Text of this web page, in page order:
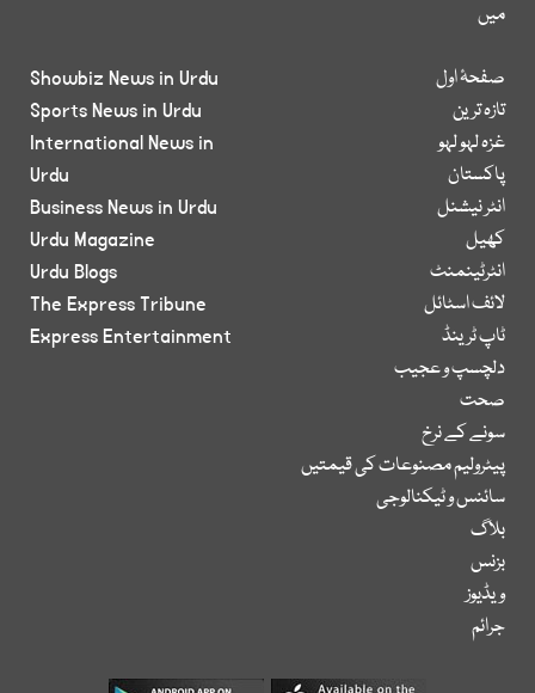
میں
صفحۂ اول
تازہ ترین
غزہ لہو لہو
پاکستان
انٹر نیشنل
کھیل
انٹرٹینمنٹ
لائف اسٹائل
ٹاپ ٹرینڈ
دلچسپ و عجیب
صحت
سونے کے نرخ
پیٹرولیم مصنوعات کی قیمتیں
سائنس و ٹیکنالوجی
بلاگ
بزنس
ویڈیوز
جرائم
Showbiz News in Urdu
Sports News in Urdu
International News in
Urdu
Business News in Urdu
Urdu Magazine
Urdu Blogs
The Express Tribune
Express Entertainment